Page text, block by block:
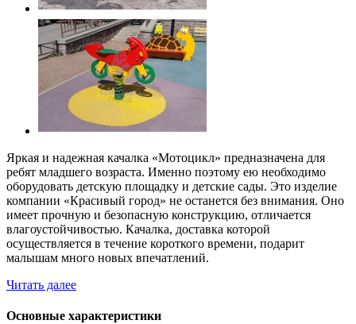
Яркая и надежная качалка «Мотоцикл» предназначена для
ребят младшего возраста. Именно поэтому ею необходимо
оборудовать детскую площадку и детские сады. Это изделие
компании «Красивый город» не останется без внимания. Оно
имеет прочную и безопасную конструкцию, отличается
влагоустойчивостью. Качалка, доставка которой
осуществляется в течение короткого времени, подарит
малышам много новых впечатлений.
Читать далее
Основные характеристики